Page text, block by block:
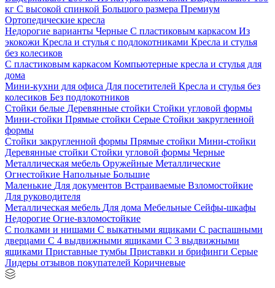
кг С высокой спинкой Большого размера Премиум
Ортопедические кресла
Недорогие варианты Черные С пластиковым каркасом Из
экокожи Кресла и стулья с подлокотниками Кресла и стулья
без колесиков
С пластиковым каркасом Компьютерные кресла и стулья для
дома
Мини-кухни для офиса Для посетителей Кресла и стулья без
колесиков Без подлокотников
Стойки белые Деревянные стойки Стойки угловой формы
Мини-стойки Прямые стойки Серые Стойки закругленной
формы
Стойки закругленной формы Прямые стойки Мини-стойки
Деревянные стойки Стойки угловой формы Черные
Металлическая мебель Оружейные Металлические
Огнестойкие Напольные Большие
Маленькие Для документов Встраиваемые Взломостойкие
Для руководителя
Металлическая мебель Для дома Мебельные Сейфы-шкафы
Недорогие Огне-взломостойкие
С полками и нишами С выкатными ящиками С распашными
дверцами С 4 выдвижными ящиками С 3 выдвижными
ящиками Приставные тумбы Приставки и брифинги Серые
Лидеры отзывов покупателей Коричневые